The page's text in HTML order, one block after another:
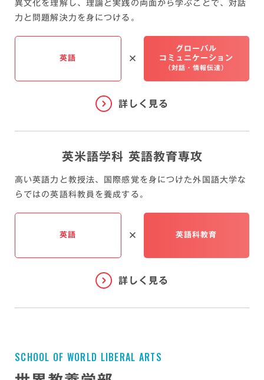
異文化を理解し、理論と実践の両面から学ぶことで、 対話
力と問題解決力を身につける。
英語
グローバル
コミュニケーション
（対話・情報伝達）
英米語学科 英語教育専攻
高い英語力と教授法、国際感覚を身につけた外国語大学な
らではの英語科教員を養成する。
英語 英語科教育
SCHOOL OF WORLD LIBERAL ARTS